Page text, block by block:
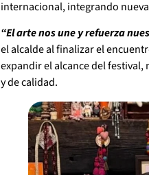
internacional, integrando
“El arte nos une y refuerza
el alcalde al finalizar el
expandir el alcance del
y de calidad.